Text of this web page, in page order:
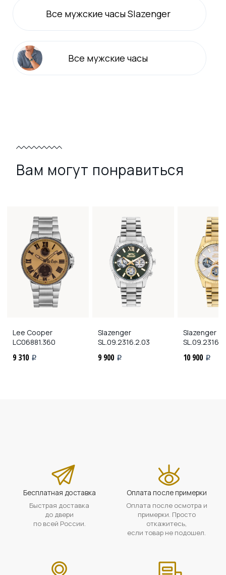
Все мужские часы Slazenger
Все мужские часы
Вам могут понравиться
Lee Cooper
LC06881.360
9 310 i
Slazenger
SL.09.2316.2.03
9 900 i
Slazenger
10 900 i
Бесплатная доставка
Быстрая доставка
до двери
по всей России.
Оплата после примерки
Оплата после осмотра и
примерки. Просто
откажитесь,
если товар не подошел.